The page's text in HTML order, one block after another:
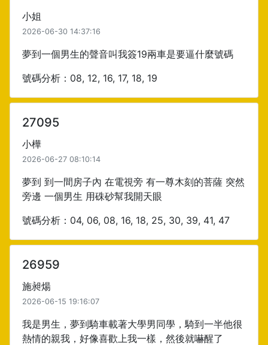
小姐
2026-06-30 14:37:16
夢到一個男生的聲音叫我簽19兩車是要逼什麼號碼
號碼分析：08, 12, 16, 17, 18, 19
27095
小樺
2026-06-27 08:10:14
夢到 到一間房子內 在電視旁 有一尊木刻的菩薩 突然
旁邊 一個男生 用硃砂幫我開天眼
號碼分析：04, 06, 08, 16, 18, 25, 30, 39, 41, 47
26959
施昶煬
2026-06-15 19:16:07
我是男生，夢到騎車載著大學男同學，騎到一半他很
熱情的親我，好像喜歡上我一樣，然後就嚇醒了